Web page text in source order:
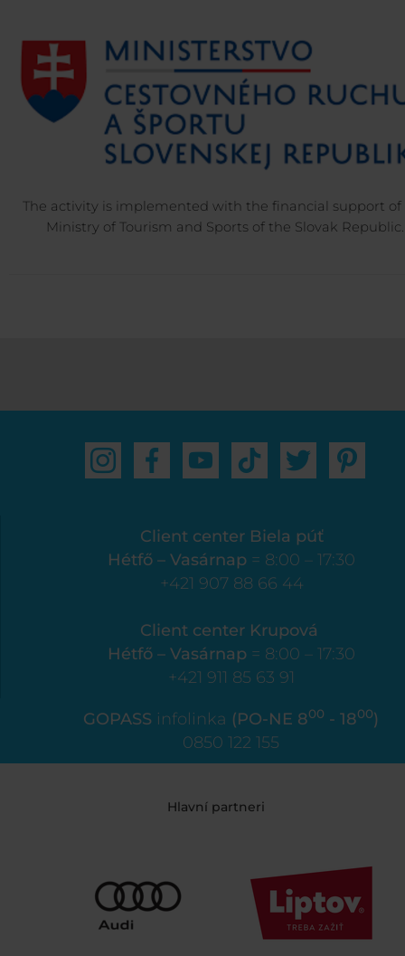
The activity is implemented with the financial support of
Ministry of Tourism and Sports of the Slovak Republic.
Client center Biela púť
Hétfő – Vasárnap = 8:00 – 17:30
+421 907 88 66 44
Client center Krupová
Hétfő – Vasárnap = 8:00 – 17:30
+421 911 85 63 91
GOPASS infolinka (PO-NE 800 - 1800)
0850 122 155
Hlavní partneri